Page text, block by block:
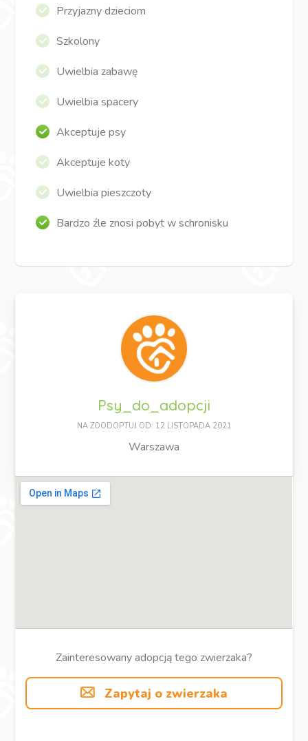
Przyjazny dzieciom
Szkolony
Uwielbia zabawę
Uwielbia spacery
Akceptuje psy
Akceptuje koty
Uwielbia pieszczoty
Bardzo źle znosi pobyt w schronisku
Psy_do_adopcji
NA ZOODOPTUJ OD: 12 LISTOPADA 2021
Warszawa
Zainteresowany adopcją tego zwierzaka?
Zapytaj o zwierzaka